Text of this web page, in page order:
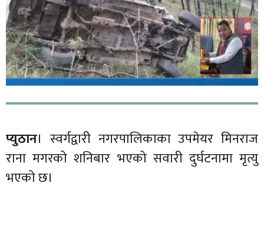
प्युठान। स्वर्गद्वारी नगरपालिकाका उपमेयर मिनराज
राना मगरको शनिबार भएको सवारी दुर्घटनामा मृत्यु
भएको छ।